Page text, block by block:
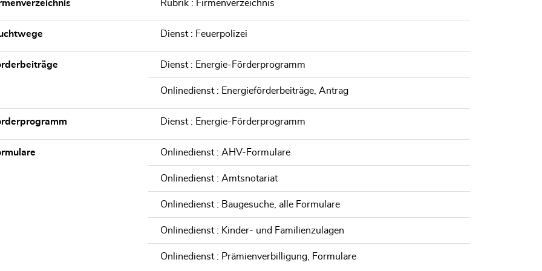
Rubrik : Firmenverzeichnis
Dienst : Feuerpolizei
Dienst : Energie-Förderprogramm
Onlinedienst : Energieförderbeiträge, Antrag
Dienst : Energie-Förderprogramm
Onlinedienst : AHV-Formulare
Onlinedienst : Amtsnotariat
Onlinedienst : Baugesuche, alle Formulare
Onlinedienst : Kinder- und Familienzulagen
Onlinedienst : Prämienverbilligung, Formulare